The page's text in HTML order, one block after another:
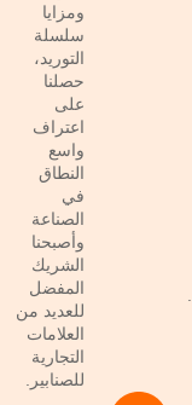
ومزايا
سلسلة
التوريد،
حصلنا
على
اعتراف
واسع
النطاق
في
الصناعة
وأصبحنا
الشريك
المفضل
للعديد من
العلامات
التجارية
للصنابير.